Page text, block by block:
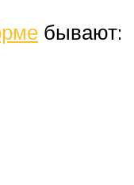
бывают: